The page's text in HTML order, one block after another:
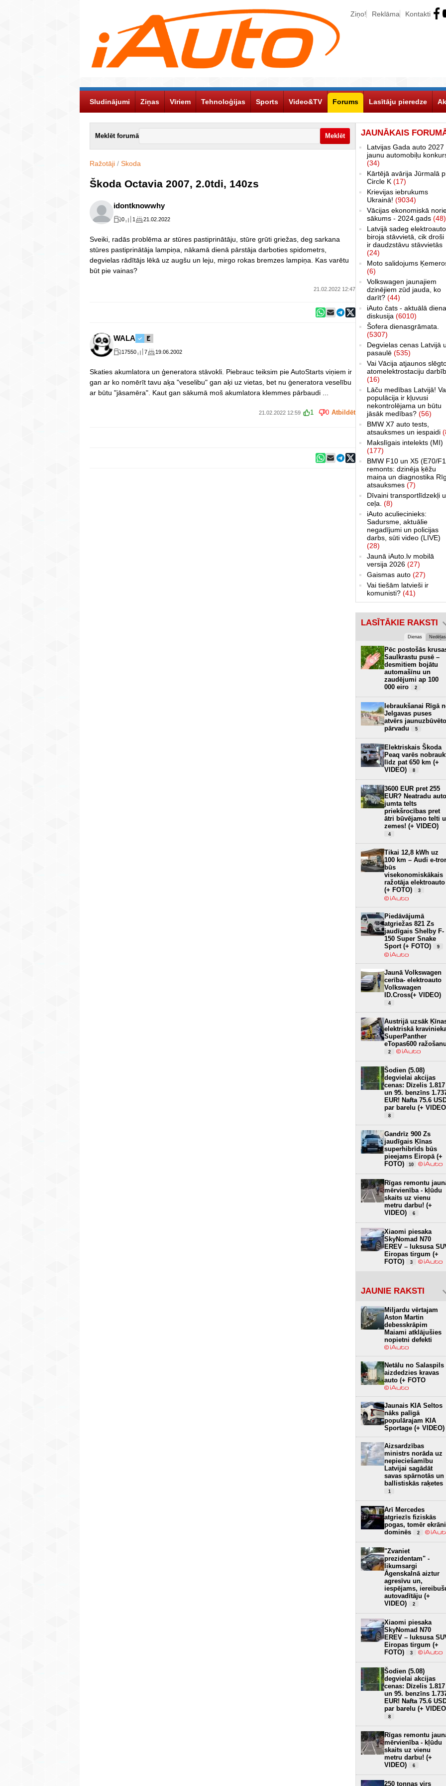
Ziņo! Reklāma Kontakti
Sludinājumi Ziņas Vīriem Tehnoloģijas Sports Video&TV Forums Lasītāju pieredze
Meklēt forumā
Ražotāji / Skoda
Škoda Octavia 2007, 2.0tdi, 140zs
idontknowwhy
0 1 21.02.2022
Sveiki, radās problēma ar stūres pastiprinātāju, stūre grūti griežas, deg sarkana
stūres pastiprinātāja lampiņa, nākamā dienā pārstāja darboties spidometrs,
degvielas rādītājs lēkā uz augšu un leju, mirgo rokas bremzes lampiņa. Kas varētu
būt pie vainas?
21.02.2022 12:47
WALA
17550 7 19.06.2002
Skaties akumlatora un ģeneratora stāvokli. Piebrauc teiksim pie AutoStarts viņiem ir
gan ar ko nomērīt tavu aķa "veselibu" gan aķi uz vietas, bet nu ģeneratora veselību
ar būtu "jāsamēra". Kaut gan sākumā moš akumlatora klemmes pārbaudi ...
21.02.2022 12:59 1 0 Atbildēt
JAUNĀKAIS
Latvijas Gada auto 2027
jaunu automobiļu
(34)
Kārtējā avārija Jūrmalā
Circle K (17)
Krievijas iebrukums
Ukrainā! (9034)
Vācijas ekonomiskā
sākums - 2024.gads (48)
Latvijā sadeg elektroauto
biroja stāvvietā, cik droši
ir daudzstāvu stāvvietās
(24)
Moto salidojums
(6)
Volkswagen jaunajiem
dzinējiem zūd jauda, ko
darīt? (44)
iAuto čats - aktuālā
diskusija (6010)
Šofera dienasgrāmata.
(5307)
Degvielas cenas Latvijā
pasaulē (535)
Vai Vācija atjaunos
atomelektrostaciju
(16)
Lāču medības Latvijā!
populācija ir kļuvusi
nekontrolējama un būtu
jāsāk medības? (56)
BMW X7 auto tests,
atsauksmes un iespaidi
Makslīgais intelekts (MI)
(177)
BMW F10 un X5 (E70/
remonts: dzinēja ķēžu
maiņa un diagnostika
atsauksmes (7)
Dīvaini transportlīdzekļi
ceļa. (8)
iAuto aculiecinieks:
Sadursme, aktuālie
negadījumi un policijas
darbs, sūti video (LIVE)
(28)
Jaunā iAuto.lv mobilā
versija 2026 (27)
Gaismas auto (27)
Vai tiešām latvieši ir
komunisti? (41)
LASĪTĀKIE RAKSTI
Dienas Nedēļas
Pēc postošās
Saulkrastu pusē –
desmitiem bojātu
automašīnu un
zaudējumi ap 100
000 eiro
2
Iebraukšanai Rīgā
Jelgavas puses
atvērs jaunuzbūvēto
pārvadu
5
Elektriskais Škoda
Peaq varēs
līdz pat 650 km (+
VIDEO)
8
3600 EUR pret 255
EUR? Neatradu auto
jumta telts
priekšrocības pret
ātri būvējamo telti
zemes! (+ VIDEO)
4
Tikai 12,8 kWh uz
100 km – Audi e-
būs
visekonomiskākais
ražotāja elektroauto
(+ FOTO)
3
Piedāvājumā
atgriežas 821 Zs
jaudīgais Shelby F-
150 Super Snake
Sport (+ FOTO)
9
Jaunā Volkswagen
cerība- elektroauto
Volkswagen
ID.Cross(+ VIDEO)
4
Austrijā uzsāk
elektriskā
SuperPanther
eTopas600
2
Šodien (5.08)
degvielai akcijas
cenas: Dīzelis 1.817
un 95. benzīns
EUR! Nafta 75.6
par barelu (+
8
Gandrīz 900 Zs
jaudīgais Ķīnas
superhibrīds būs
pieejams Eiropā (+
FOTO)
10
Rīgas remontu
mērvienība - kļūdu
skaits uz vienu
metru darbu! (+
VIDEO)
6
Xiaomi piesaka
SkyNomad N70
EREV – luksusa
Eiropas tirgum (+
FOTO)
3
JAUNIE RAKSTI
Miljardu vērtajam
Aston Martin
debesskrāpim
Maiami atklājušies
nopietni defekti
Netālu no Salaspils
aizdedzies kravas
auto (+ FOTO
Jaunais KIA Seltos
nāks palīgā
populārajam KIA
Sportage (+ VIDEO)
Aizsardzības
ministrs norāda uz
nepieciešamību
Latvijai sagādāt
savas spārnotās un
ballistiskās raķetes
1
Arī Mercedes
atgriezīs fiziskās
pogas, tomēr ekrāni
dominēs
2
"Zvaniet
prezidentam" -
likumsargi
Āgenskalnā aiztur
agresīvu un,
iespējams,
autovadītāju (+
VIDEO)
2
Xiaomi piesaka
SkyNomad N70
EREV – luksusa
Eiropas tirgum (+
FOTO)
3
Šodien (5.08)
degvielai akcijas
cenas: Dīzelis 1.817
un 95. benzīns
EUR! Nafta 75.6
par barelu (+
8
Rīgas remontu
mērvienība - kļūdu
skaits uz vienu
metru darbu! (+
VIDEO)
6
250 tonnas virs